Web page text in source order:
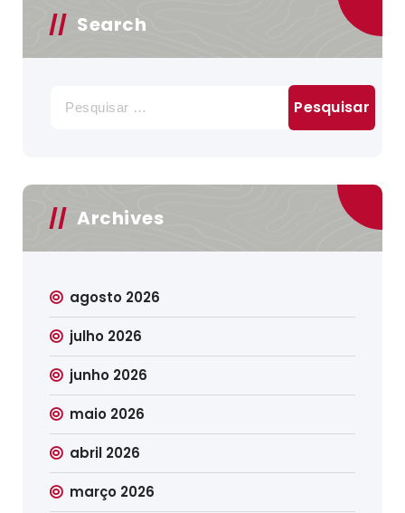
Search
por:
Archives
agosto 2026
julho 2026
junho 2026
maio 2026
abril 2026
março 2026